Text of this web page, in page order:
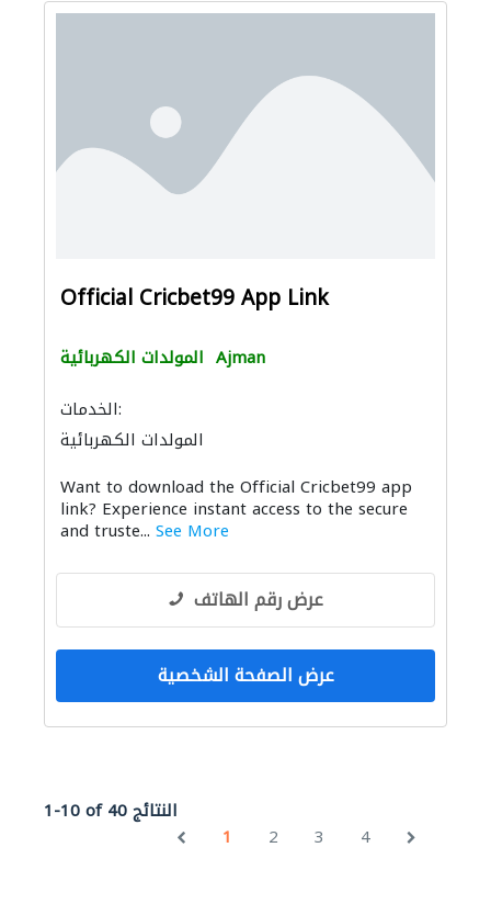
Official Cricbet99 App Link
المولدات الكهربائية Ajman
الخدمات:
المولدات الكهربائية
Want to download the Official Cricbet99 app
link? Experience instant access to the secure
and truste... See More
عرض رقم الهاتف
عرض الصفحة الشخصية
1-10 of 40 النتائج
1
2 3 4